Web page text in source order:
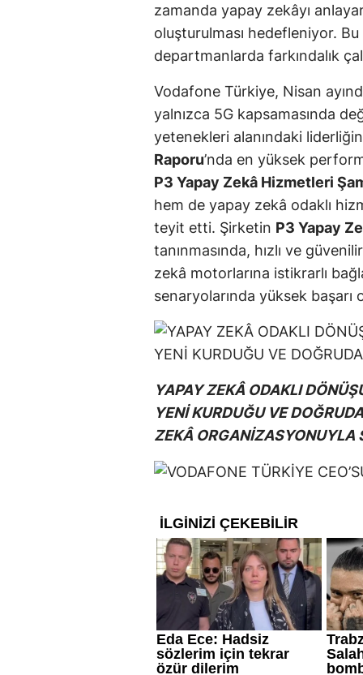
zamanda yapay zekâyı
oluşturulması hedefleniyor.
departmanlarda farkındalık
Vodafone Türkiye, Nisan
yalnızca 5G kapsamasında
yetenekleri alanındaki
Raporu’nda en yüksek
P3 Yapay Zekâ Hizmetleri
hem de yapay zekâ odaklı
teyit etti. Şirketin P3 Yapay
tanınmasında, hızlı ve
zekâ motorlarına istikrarlı
senaryolarında yüksek
YAPAY ZEKÂ ODAKLI
YENİ KURDUĞU VE
ZEKÂ ORGANİZASYONUYLA